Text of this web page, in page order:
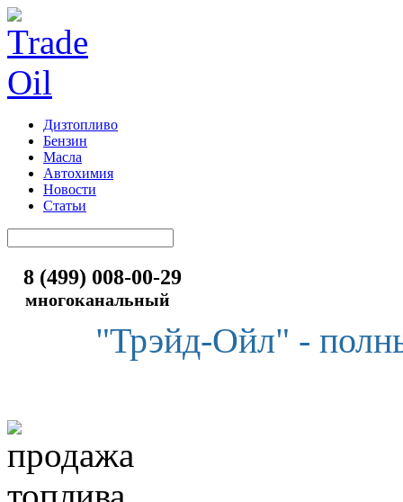
Дизтопливо
Бензин
Масла
Автохимия
Новости
Статьи
8 (499) 008-00-29
многоканальный
"Трэйд-Ойл" -